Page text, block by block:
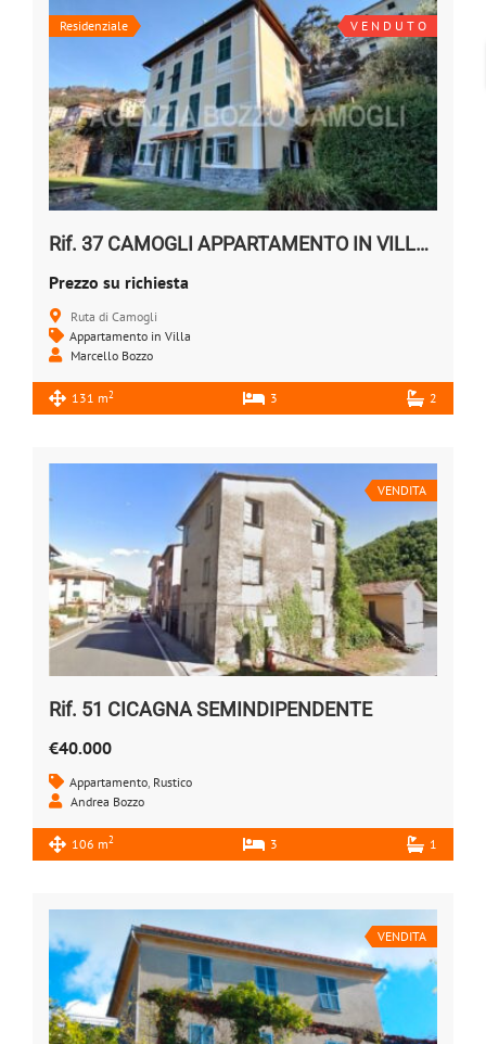
Residenziale V E N D U T O
Rif. 37 CAMOGLI APPARTAMENTO IN VILLA Vendesi
Prezzo su richiesta
Ruta di Camogli
Appartamento in Villa
Marcello Bozzo
131 m2 3 2
VENDITA
Rif. 51 CICAGNA SEMINDIPENDENTE
€40.000
Appartamento Rustico
Andrea Bozzo
106 m2 3 1
VENDITA